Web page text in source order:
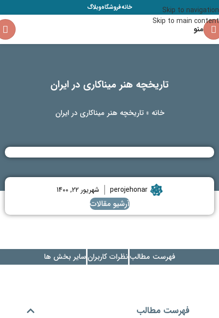
Skip to navigation
Skip to main content
خانهفروشگاهوبلاگ
منو
تاریخچه هنر میناکاری در ایران
خانه »تاریخچه هنر میناکاری در ایران
perojehonar شهریور 22, 1400
آرشیو مقالات
فهرست مطالبنظرات کاربرانسایر بخش ها
فهرست مطالب